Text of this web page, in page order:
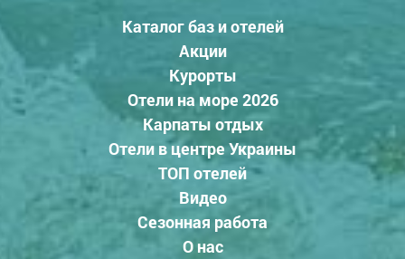
Каталог баз и отелей
Акции
Курорты
Отели на море 2026
Карпаты отдых
Отели в центре Украины
ТОП отелей
Видео
Сезонная работа
О нас